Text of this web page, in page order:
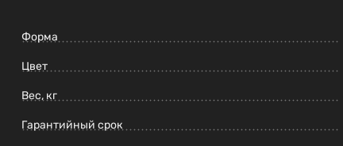
Форма
Цвет
Вес, кг
Гарантийный срок